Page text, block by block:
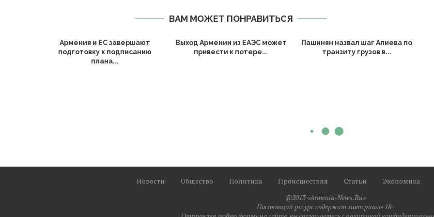
ВАМ МОЖЕТ ПОНРАВИТЬСЯ
Армения и ЕС завершают
подготовку к подписанию
плана...
Выход Армении из ЕАЭС может
привести к потере...
Пашинян назвал шаг Алиева по
транзиту грузов в...
Новости Общество Политика Происшествия Статьи Экономика
@2013 «Armenia-News.Ru»
Настоящий ресурс содержит материалы 18+